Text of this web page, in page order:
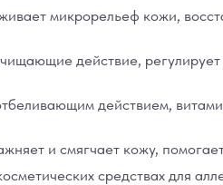
микрорельеф кожи,
действие, регулирует
действием,
и смягчает кожу,
средствах для